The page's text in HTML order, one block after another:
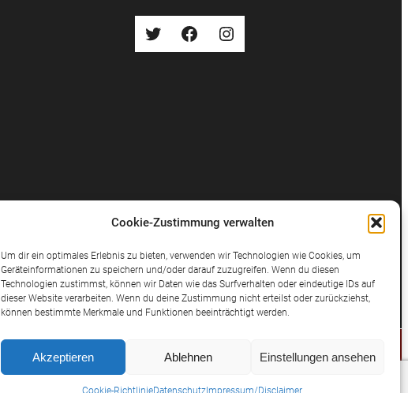
Cookie-Zustimmung verwalten
Um dir ein optimales Erlebnis zu bieten, verwenden wir Technologien wie Cookies, um
Geräteinformationen zu speichern und/oder darauf zuzugreifen. Wenn du diesen
Technologien zustimmst, können wir Daten wie das Surfverhalten oder eindeutige IDs auf
dieser Website verarbeiten. Wenn du deine Zustimmung nicht erteilst oder zurückziehst,
können bestimmte Merkmale und Funktionen beeinträchtigt werden.
Akzeptieren Ablehnen Einstellungen ansehen
Cookie-RichtlinieDatenschutz Impressum/Disclaimer
Twitter Facebook Instagram